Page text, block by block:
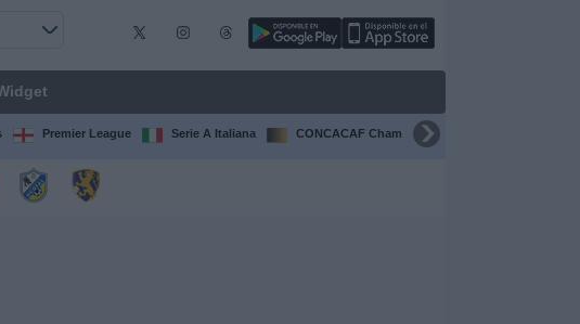
Premier League Serie A Italiana CONCACAF Champions Cup